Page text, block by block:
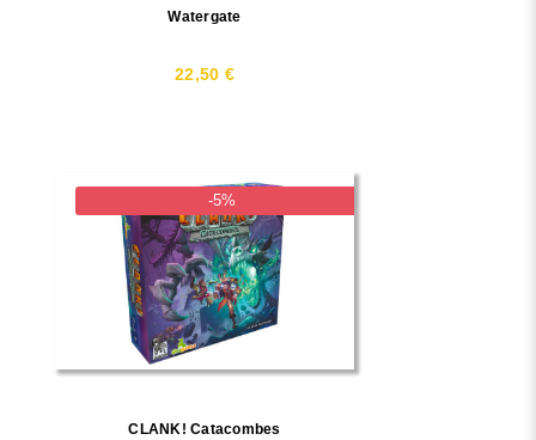
Watergate
22,50 €
-5%
CLANK! Catacombes